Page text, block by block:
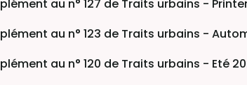
au n° 127 de Traits urbains -
au n° 123 de Traits urbains -
au n° 120 de Traits urbains - Eté